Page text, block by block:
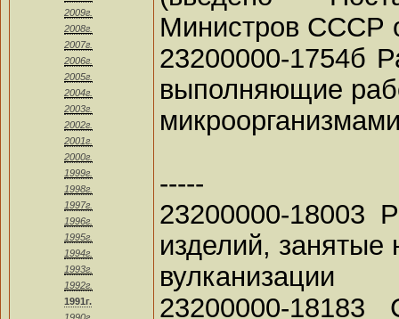
2009г.
2008г.
2007г.
2006г.
2005г.
2004г.
2003г.
2002г.
2001г.
2000г.
1999г.
1998г.
1997г.
1996г.
1995г.
1994г.
1993г.
1992г.
1991г.
Министров СССР
23200000-1754б
выполняющие
-----
23200000-18003
изделий, занятые
вулканизации
23200000-